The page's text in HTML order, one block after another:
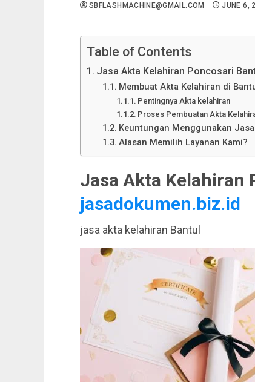
SBFLASHMACHINE@GMAIL.COM JUNE 6,
Table of Contents
Jasa Akta Kelahiran Poncosari
Membuat Akta Kelahiran di
Pentingnya Akta kelahiran
Proses Pembuatan Akta
Keuntungan Menggunakan
Alasan Memilih Layanan Kami?
Jasa Akta Kelahiran
jasadokumen.biz.id
jasa akta kelahiran Bantul